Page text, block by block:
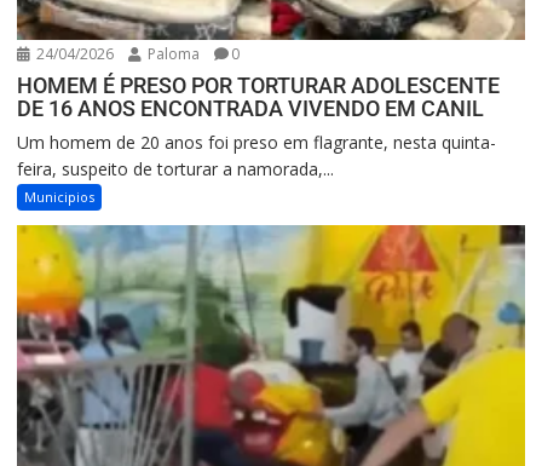
24/04/2026 Paloma 0
HOMEM É PRESO POR TORTURAR ADOLESCENTE
DE 16 ANOS ENCONTRADA VIVENDO EM CANIL
Um homem de 20 anos foi preso em flagrante, nesta quinta-
feira, suspeito de torturar a namorada,...
Municipios